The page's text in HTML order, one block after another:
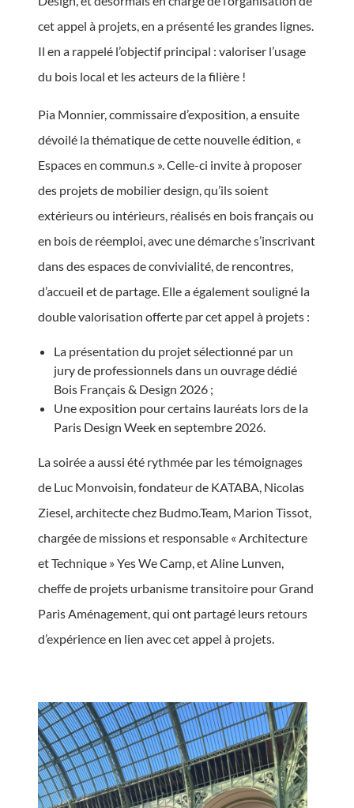
cet appel à projets, en a présenté les grandes lignes.
Il en a rappelé l’objectif principal :​ valoriser l’usage
du bois local et les acteurs de la filière !
Pia Monnier, commissaire d’exposition, a ensuite
dévoilé la thématique de cette nouvelle édition, «
Espaces en commun.s ». Celle-ci invite à proposer
des projets de mobilier design, qu’ils soient
extérieurs ou intérieurs, réalisés en bois français ou
en bois de réemploi, avec une démarche s’inscrivant
dans des espaces de convivialité, de rencontres,
d’accueil et de partage. Elle a également souligné la
double valorisation offerte par cet appel à projets :
La présentation du projet sélectionné par un
jury de professionnels dans un ouvrage dédié
Bois Français & Design 2026 ;
Une exposition pour certains lauréats lors de la
Paris Design Week en septembre 2026.
La soirée a aussi été rythmée par les témoignages
de Luc Monvoisin, fondateur de KATABA, Nicolas
Ziesel, architecte chez Budmo.Team, Marion Tissot,
chargée de missions et responsable « Architecture
et Technique » Yes We Camp, et Aline Lunven,
cheffe de projets urbanisme transitoire pour Grand
Paris Aménagement, qui ont partagé leurs retours
d’expérience en lien avec cet appel à projets.